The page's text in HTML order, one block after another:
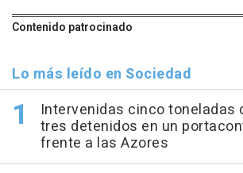
Contenido patrocinado
Lo más leído en Sociedad
Intervenidas cinco toneladas
tres detenidos en un
frente a las Azores